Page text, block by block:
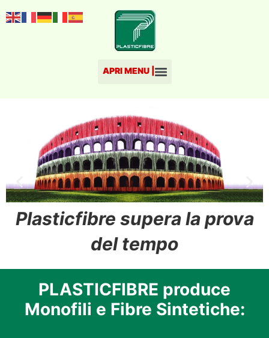
Plas​ticfibre supera la prova
del tempo
PLASTICFIBRE produce
Monofili e Fibre Sintetiche: